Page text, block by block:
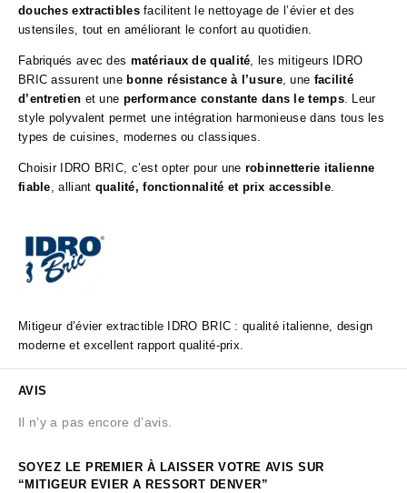
douches extractiblesfacilitent le nettoyage de l’évier et des
ustensiles, tout en améliorant le confort au quotidien.
Fabriqués avec des matériaux de qualité, les mitigeurs IDRO
BRIC assurent une bonne résistance à l’usure, une facilité
d’entretien et une performance constante dans le temps. Leur
style polyvalent permet une intégration harmonieuse dans tous les
types de cuisines, modernes ou classiques.
Choisir IDRO BRIC, c’est opter pour une robinnetterie italienne
fiable, alliant qualité, fonctionnalité et prix accessible.
Mitigeur d’évier extractible IDRO BRIC : qualité italienne, design
moderne et excellent rapport qualité-prix.
AVIS
Il n’y a pas encore d’avis.
SOYEZ LE PREMIER À LAISSER VOTRE AVIS SUR
“MITIGEUR EVIER A RESSORT DENVER”